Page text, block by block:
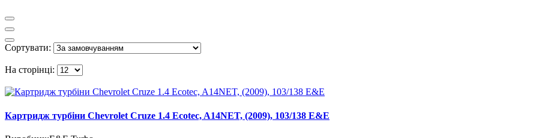
Сортувати:
На сторінці:
Картридж турбіни Chevrolet Cruze 1.4 Ecotec, A14NET, (2009), 103/138 E&E